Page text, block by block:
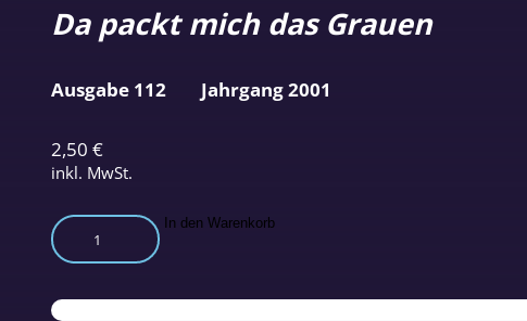
2,50 €
inkl. MwSt.
Da packt mich das Grauen
Die
furchtbaren
der
In den Warenkorb
Ausgabe 112 Jahrgang 2001